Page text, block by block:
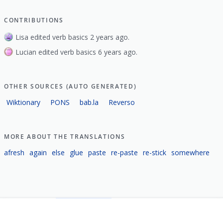
CONTRIBUTIONS
Lisa edited verb basics 2 years ago.
Lucian edited verb basics 6 years ago.
OTHER SOURCES (AUTO GENERATED)
Wiktionary PONS bab.la Reverso
MORE ABOUT THE TRANSLATIONS
afresh again else glue paste re-paste re-stick somewhere